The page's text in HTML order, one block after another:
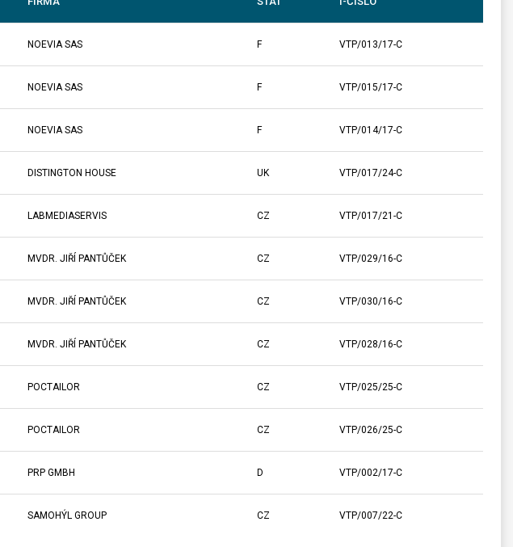
NOEVIA SAS F VTP/013/17-C
NOEVIA SAS F VTP/015/17-C
NOEVIA SAS F VTP/014/17-C
DISTINGTON HOUSE UK VTP/017/24-C
LABMEDIASERVIS CZ VTP/017/21-C
MVDR. JIŘÍ PANTŮČEK CZ VTP/029/16-C
MVDR. JIŘÍ PANTŮČEK CZ VTP/030/16-C
MVDR. JIŘÍ PANTŮČEK CZ VTP/028/16-C
POCTAILOR CZ VTP/025/25-C
POCTAILOR CZ VTP/026/25-C
PRP GMBH D VTP/002/17-C
SAMOHÝL GROUP CZ VTP/007/22-C